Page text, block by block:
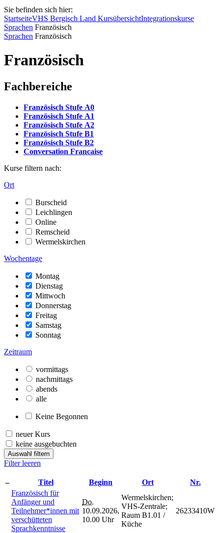
Sie befinden sich hier:
StartseiteVHS Bergisch Land KursübersichtIntegrationskurse
Sprachen Französisch
Sprachen Französisch
Französisch
Fachbereiche
Französisch Stufe A0
Französisch Stufe A1
Französisch Stufe A2
Französisch Stufe B1
Französisch Stufe B2
Conversation Francaise
Kurse filtern nach:
Ort
Burscheid
Leichlingen
Online
Remscheid
Wermelskirchen
Wochentage
Montag
Dienstag
Mittwoch
Donnerstag
Freitag
Samstag
Sonntag
Zeitraum
vormittags
nachmittags
abends
alle
Keine Begonnen
neuer Kurs
keine ausgebuchten
Auswahl filtern
Filter leeren
– Titel Beginn Ort
Nr.
Französisch für
Anfänger und
Teilnehmer*innen mit
verschütteten
Sprachkenntnisse
Do.
10.09.2026,
10.00 Uhr
Wermelskirchen;
VHS-Zentrale;
Raum B1.01 /
Küche
26233410W